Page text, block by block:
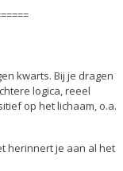
kwarts. Bij je dragen
logica, reeel
op het lichaam, o.a.
herinnert je aan al het